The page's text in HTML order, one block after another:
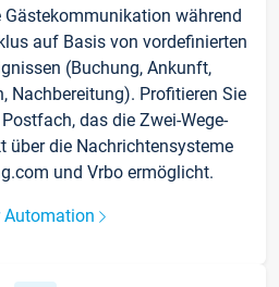
während
auf Basis von vordefinierten
(Buchung, Ankunft,
Nachbereitung). Profitieren Sie
das die Zwei-Wege-
über die Nachrichtensysteme
und Vrbo ermöglicht.
Automation